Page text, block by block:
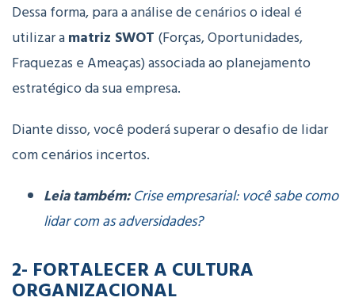
Dessa forma, para a análise de cenários o ideal é
utilizar amatriz SWOT (Forças, Oportunidades,
Fraquezas e Ameaças) associada ao planejamento
estratégico da sua empresa.
Diante disso, você poderá superar o desafio de lidar
com cenários incertos.
Leia também: Crise empresarial: você sabe como
lidar com as adversidades?
2- FORTALECER A CULTURA
ORGANIZACIONAL